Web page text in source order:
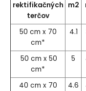
rektifikačných
terčov
m2
50 cm x 70
cm*
4.1
50 cm x 50
cm*
5
40 cm x 70
4.6